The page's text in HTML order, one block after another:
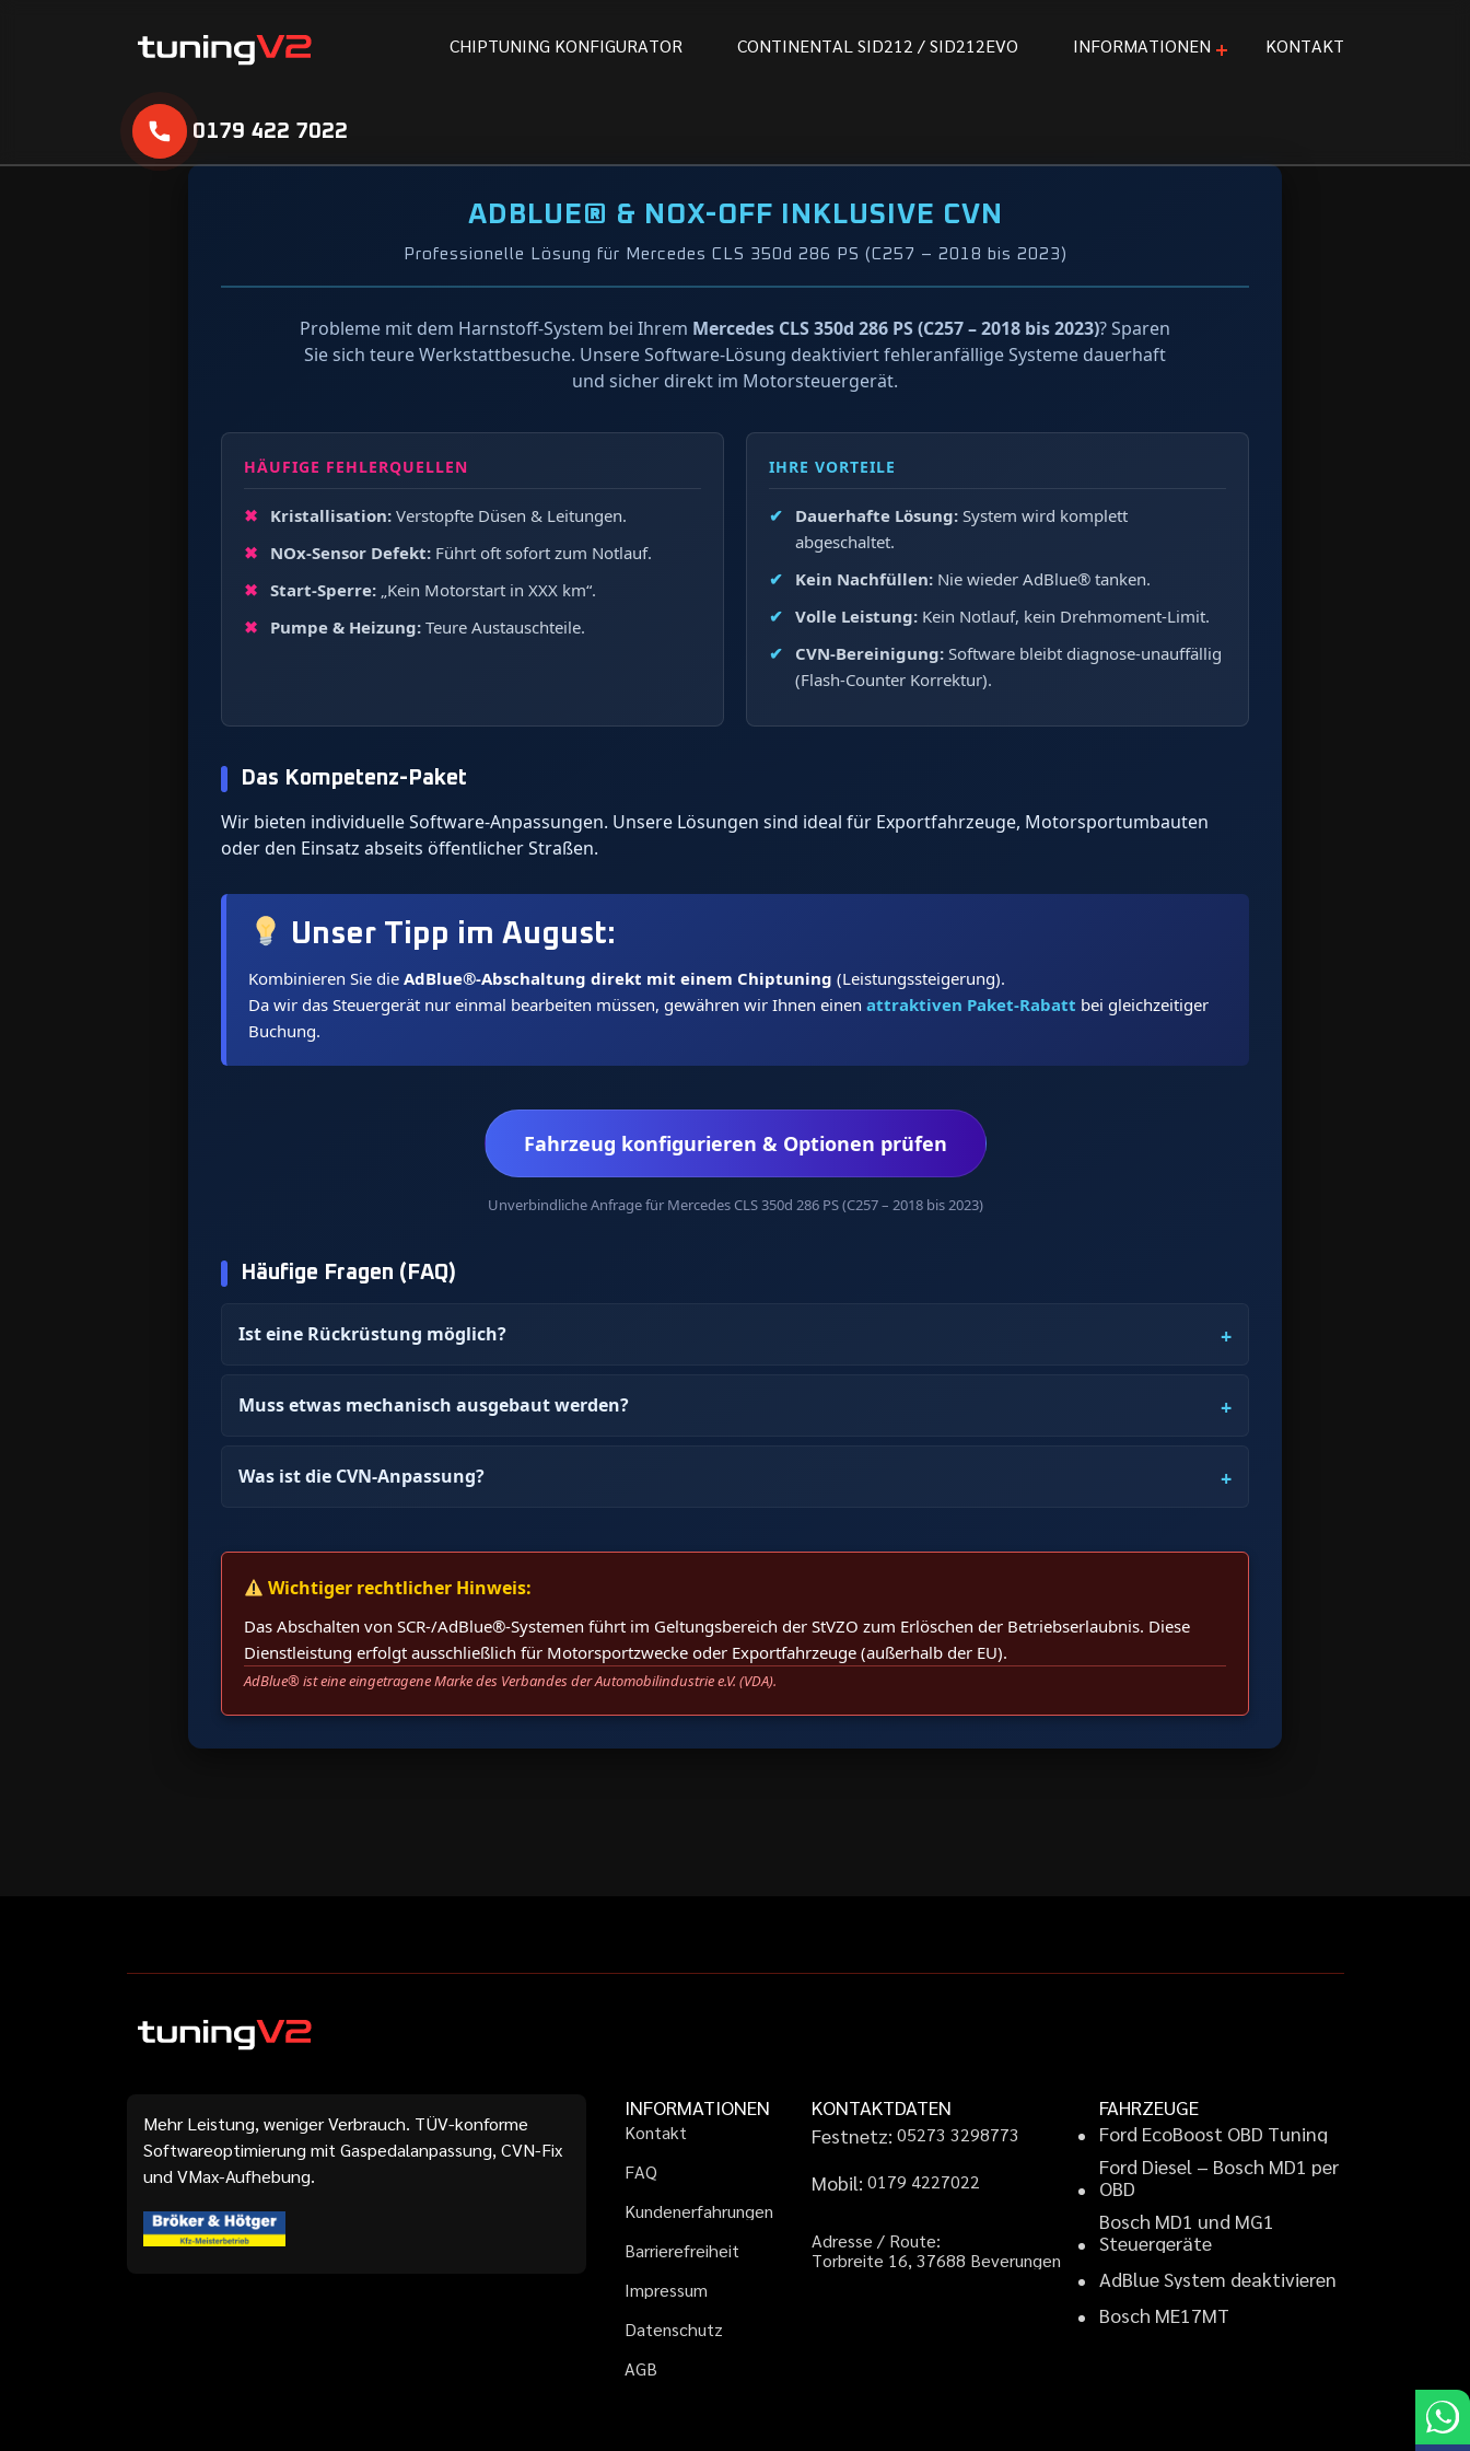
CHIPTUNING KONFIGURATOR CONTINENTAL SID21 2 / SID21 2EVO INFORMATIONEN KONTAKT
0179 422 7022
ADBLUE® & NOX-OFF INKLUSIVE CVN
Professionelle Lösung für Mercedes CLS 350d 286 PS (C257 – 2018 bis 2023)
Probleme mit dem Harnstoff-System bei Ihrem Mercedes CLS 350d 286 PS (C257 – 2018 bis 2023)? Sparen
Sie sich teure Werkstattbesuche. Unsere Software-Lösung deaktiviert fehleranfällige Systeme dauerhaft
und sicher direkt im Motorsteuergerät.
HÄUFIGE FEHLERQUELLEN
Kristallisation: Verstopfte Düsen & Leitungen.
NOx-Sensor Defekt: Führt oft sofort zum Notlauf.
Start-Sperre: „Kein Motorstart in XXX km“.
Pumpe & Heizung: Teure Austauschteile.
IHRE VORTEILE
Dauerhafte Lösung: System wird komplett
abgeschaltet.
Kein Nachfüllen: Nie wieder AdBlue® tanken.
Volle Leistung: Kein Notlauf, kein Drehmoment-Limit.
CVN-Bereinigung: Software bleibt diagnose-unauffällig
(Flash-Counter Korrektur).
Das Kompetenz-Paket
Wir bieten individuelle Software-Anpassungen. Unsere Lösungen sind ideal für Exportfahrzeuge, Motorsportumbauten
oder den Einsatz abseits öffentlicher Straßen.
Unser Tipp im August:
Kombinieren Sie die AdBlue®-Abschaltung direkt mit einem Chiptuning (Leistungssteigerung).
Da wir das Steuergerät nur einmal bearbeiten müssen, gewähren wir Ihnen einen attraktiven Paket-Rabatt bei gleichzeitiger
Buchung.
Fahrzeug konfigurieren & Optionen prüfen
Unverbindliche Anfrage für Mercedes CLS 350d 286 PS (C257 – 2018 bis 2023)
Häufige Fragen (FAQ)
Ist eine Rückrüstung möglich?
Muss etwas mechanisch ausgebaut werden?
Was ist die CVN-Anpassung?
Wichtiger rechtlicher Hinweis:
Das Abschalten von SCR-/AdBlue®-Systemen führt im Geltungsbereich der StVZO zum Erlöschen der Betriebserlaubnis. Diese
Dienstleistung erfolgt ausschließlich für Motorsportzwecke oder Exportfahrzeuge (außerhalb der EU).
AdBlue® ist eine eingetragene Marke des Verbandes der Automobilindustrie e.V. (VDA).
Mehr Leistung, weniger Verbrauch. TÜV-konforme
Softwareoptimierung mit Gaspedalanpassung, CVN-Fix
und VMax-Aufhebung.
INFORMATIONEN
Kontakt
FAQ
Kundenerfahrungen
Barrierefreiheit
Impressum
Datenschutz
AGB
KONTAKTDATEN
Festnetz:05273 3298773
Mobil:0179 4227022
Adresse / Route:
Torbreite 16,37688 Beverungen
FAHRZEUGE
Ford EcoBoost OBD Tuning
Ford Diesel – Bosch MD1 per
OBD
Bosch MD1 und MG1
Steuergeräte
AdBlueSystem deaktivieren
Bosch ME17MT